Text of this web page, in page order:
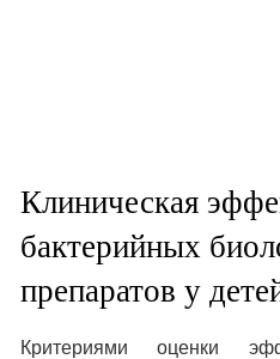
Клиническая
бактерийных
препаратов у
Критериями оценки